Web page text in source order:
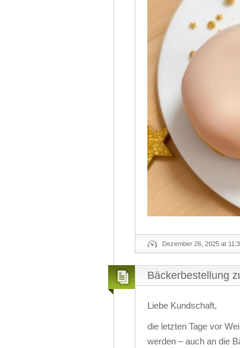
Dezember 26, 2025 at
Bäckerbestellung
Liebe Kundschaft,
die letzten Tage vor
werden – auch an die